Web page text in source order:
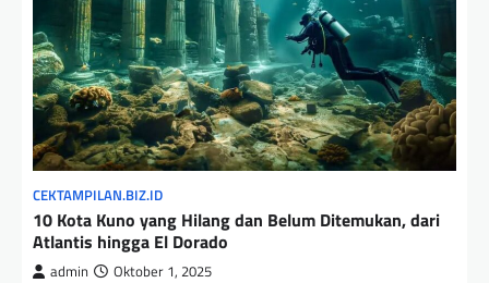
CEKTAMPILAN.BIZ.ID
10 Kota Kuno yang Hilang dan Belum Ditemukan, dari
Atlantis hingga El Dorado
admin Oktober 1, 2025